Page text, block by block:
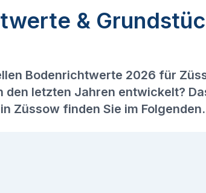
&
Bodenrichtwerte 2026 für
den letzten Jahren entwickelt?
Züssow finden Sie im Folgenden.